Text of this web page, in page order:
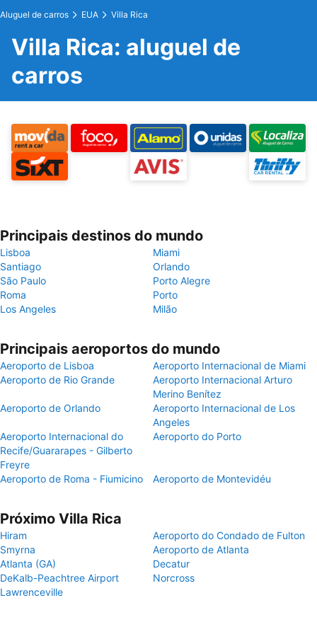
Aluguel de carros EUA Villa Rica
Villa Rica: aluguel de
carros
Principais destinos do mundo
Lisboa
Miami
Santiago
Orlando
São Paulo
Porto Alegre
Roma
Porto
Los Angeles
Milão
Principais aeroportos do mundo
Aeroporto de Lisboa
Aeroporto Internacional de Miami
Aeroporto de Rio Grande
Aeroporto Internacional Arturo
Merino Benítez
Aeroporto de Orlando
Aeroporto Internacional de Los
Angeles
Aeroporto Internacional do
Recife/Guararapes - Gilberto
Freyre
Aeroporto do Porto
Aeroporto de Roma - Fiumicino Aeroporto de Montevidéu
Próximo Villa Rica
Hiram
Aeroporto do Condado de Fulton
Smyrna
Aeroporto de Atlanta
Atlanta (GA)
Decatur
DeKalb-Peachtree Airport
Norcross
Lawrenceville